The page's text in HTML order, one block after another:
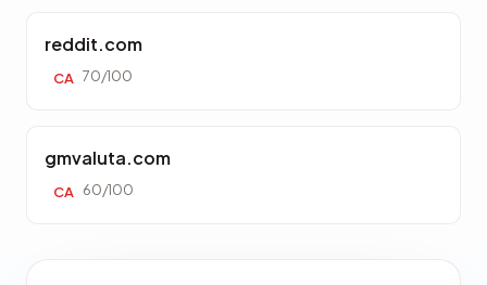
reddit.com
CA 70/100
gmvaluta.com
CA 60/100